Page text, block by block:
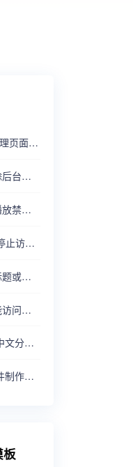
删除wordpress后台管理页面title标题的wordpress后缀
WordPress修改或删除后台右下角的”获取版本x.x.x”字样
网站视频只允许在线播放禁止下载的实现方法
微信打开链接提示“已停止访问该网页，网页包含恶意欺诈内容…”
WordPress点击文章标题或图片跳转到其他外链接
网站添加输入密码才能访问功能
WordPress 实现自动中文分词搜索的方法
WordPress 博客非插件制作WP留言板功能